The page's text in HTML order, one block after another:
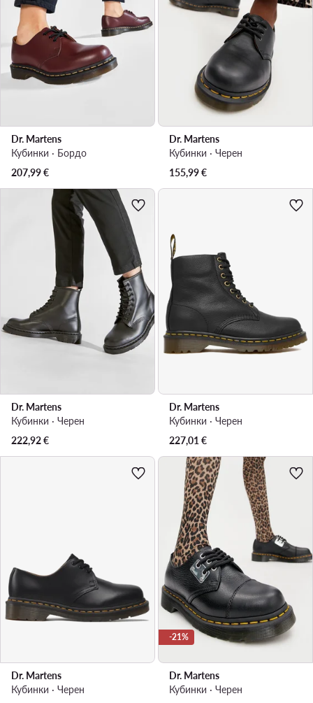
Dr. Martens
Кубинки · Бордо
207,99€
Dr. Martens
Кубинки · Черен
155,99€
Dr. Martens
Кубинки · Черен
222,92€
Dr. Martens
Кубинки · Черен
227,01€
Dr. Martens
Кубинки · Черен
-21%
Dr. Martens
Кубинки · Черен